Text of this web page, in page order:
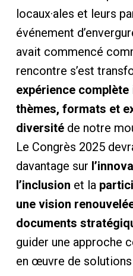
locaux·ales et leurs
événement
avait commencé
rencontre s’est
expérience complète
thèmes, formats et
diversitéde notre
Le Congrès 2025
davantage sur
l’inclusion et la
une vision
documents
guider une approche
en œuvre de